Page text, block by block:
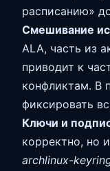
расписанию»
Смешивание
ALA, часть из
приводит к
конфликтам. В
фиксировать
Ключи и
корректно, но
archlinux-